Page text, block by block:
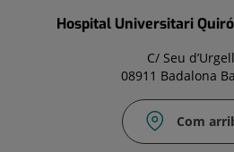
Hospital Universitari
C/ Seu
08911 Badalona
Com